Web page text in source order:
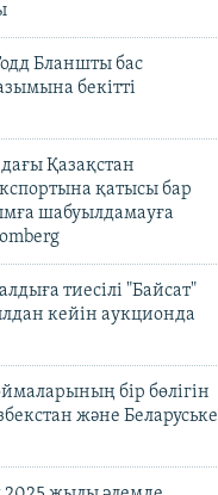
Бланшты бас
бекітті
Қазақстан
қатысы бар
шабуылдамауға
тиесілі "Байсат"
кейін аукционда
бір бөлігін
және Беларуське